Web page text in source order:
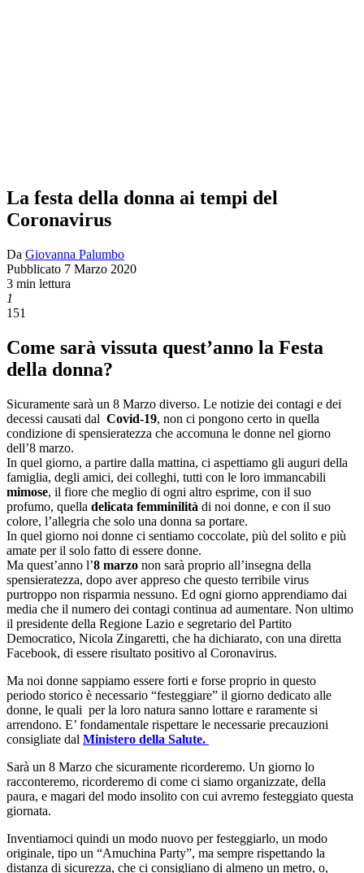
La festa della donna ai tempi del
Coronavirus
Da Giovanna Palumbo
Pubblicato 7 Marzo 2020
3 min lettura
1
151
Come sarà vissuta quest’anno la Festa
della donna?
Sicuramente sarà un 8 Marzo diverso. Le notizie dei contagi e dei
decessi causati dal Covid-19, non ci pongono certo in quella
condizione di spensieratezza che accomuna le donne nel giorno
dell’8 marzo.
In quel giorno, a partire dalla mattina, ci aspettiamo gli auguri della
famiglia, degli amici, dei colleghi, tutti con le loro immancabili
mimose, il fiore che meglio di ogni altro esprime, con il suo
profumo, quella delicata femminilità di noi donne, e con il suo
colore, l’allegria che solo una donna sa portare.
In quel giorno noi donne ci sentiamo coccolate, più del solito e più
amate per il solo fatto di essere donne.
Ma quest’anno l’8 marzo non sarà proprio all’insegna della
spensieratezza, dopo aver appreso che questo terribile virus
purtroppo non risparmia nessuno. Ed ogni giorno apprendiamo dai
media che il numero dei contagi continua ad aumentare. Non ultimo
il presidente della Regione Lazio e segretario del Partito
Democratico, Nicola Zingaretti, che ha dichiarato, con una diretta
Facebook, di essere risultato positivo al Coronavirus.
Ma noi donne sappiamo essere forti e forse proprio in questo
periodo storico è necessario “festeggiare” il giorno dedicato alle
donne, le quali per la loro natura sanno lottare e raramente si
arrendono. E’ fondamentale rispettare le necessarie precauzioni
consigliate dal Ministero della Salute.
Sarà un 8 Marzo che sicuramente ricorderemo. Un giorno lo
racconteremo, ricorderemo di come ci siamo organizzate, della
paura, e magari del modo insolito con cui avremo festeggiato questa
giornata.
Inventiamoci quindi un modo nuovo per festeggiarlo, un modo
originale, tipo un “Amuchina Party”, ma sempre rispettando la
distanza di sicurezza, che ci consigliano di almeno un metro, o,